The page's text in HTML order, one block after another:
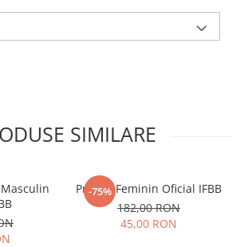
SIMILARE
-75%
Prosop Feminin Oficial IFBB
182,00 RON
45,00 RON